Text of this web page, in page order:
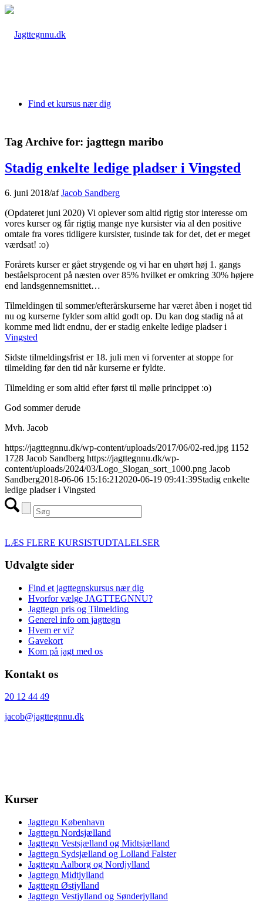
Find et kursus nær dig
Tag Archive for: jagttegn maribo
Stadig enkelte ledige pladser i Vingsted
6. juni 2018/afJacob Sandberg
(Opdateret juni 2020) Vi oplever som altid rigtig stor interesse om
vores kurser og får rigtig mange nye kursister via al den positive
omtale fra vores tidligere kursister, tusinde tak for det, det er meget
værdsat! :o)
Forårets kurser er gået strygende og vi har en uhørt høj 1. gangs
beståelsprocent på næsten over 85% hvilket er omkring 30% højere
end landsgennemsnittet…
Tilmeldingen til sommer/efterårskurserne har været åben i noget tid
nu og kurserne fylder som altid godt op. Du kan dog stadig nå at
komme med lidt endnu, der er stadig enkelte ledige pladser i
Vingsted
Sidste tilmeldingsfrist er 18. juli men vi forventer at stoppe for
tilmelding før den tid når kurserne er fyldte.
Tilmelding er som altid efter først til mølle princippet :o)
God sommer derude
Mvh. Jacob
https://jagttegnnu.dk/wp-content/uploads/2017/06/02-red.jpg 1152
1728 Jacob Sandberg https://jagttegnnu.dk/wp-
content/uploads/2024/03/Logo_Slogan_sort_1000.png Jacob
Sandberg2018-06-06 15:16:21 2020-06-19 09:41:39Stadig enkelte
ledige pladser i Vingsted
LÆS FLERE KURSISTUDTALELSER
Udvalgte sider
Find et jagttegnskursus nær dig
Hvorfor vælge JAGTTEGNNU?
Jagttegn pris og Tilmelding
Generel info om jagttegn
Hvem er vi?
Gavekort
Kom på jagt med os
Kontakt os
20 12 44 49
jacob@jagttegnnu.dk
Kurser
Jagttegn København
Jagttegn Nordsjælland
Jagttegn Vestsjælland og Midtsjælland
Jagttegn Sydsjælland og Lolland Falster
Jagttegn Aalborg og Nordjylland
Jagttegn Midtjylland
Jagttegn Østjylland
Jagttegn Vestjylland og Sønderjylland